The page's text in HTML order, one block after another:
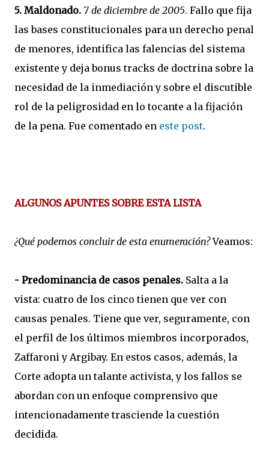
5. Maldonado. 7 de diciembre de 2005. Fallo que fija
las bases constitucionales para un derecho penal
de menores, identifica las falencias del sistema
existente y deja bonus tracks de doctrina sobre la
necesidad de la inmediación y sobre el discutible
rol de la peligrosidad en lo tocante a la fijación
de la pena. Fue comentado en este post.
ALGUNOS APUNTES SOBRE ESTA LISTA
¿Qué podemos concluir de esta enumeración?Veamos:
- Predominancia de casos penales. Salta a la
vista: cuatro de los cinco tienen que ver con
causas penales. Tiene que ver, seguramente, con
el perfil de los últimos miembros incorporados,
Zaffaroni y Argibay. En estos casos, además, la
Corte adopta un talante activista, y los fallos se
abordan con un enfoque comprensivo que
intencionadamente trasciende la cuestión
decidida.